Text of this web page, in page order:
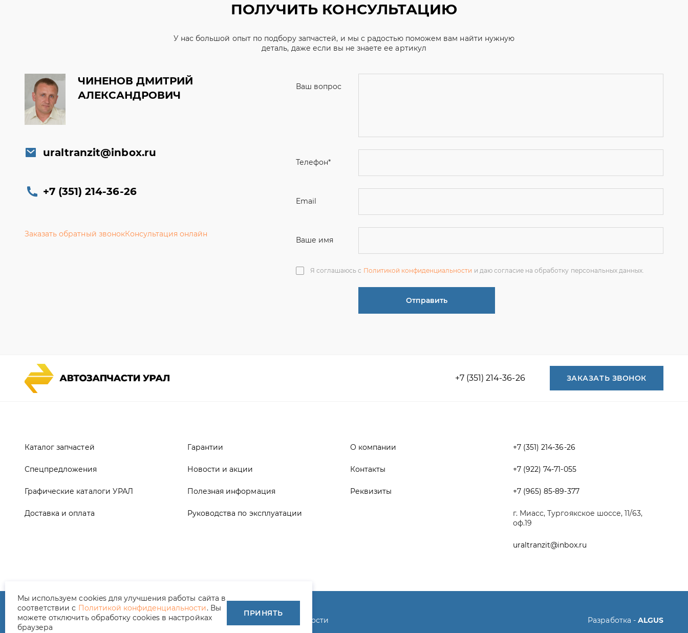
ПОЛУЧИТЬ КОНСУЛЬТАЦИЮ
У нас большой опыт по подбору запчастей, и мы с радостью поможем вам найти нужную
деталь, даже если вы не знаете ее артикул
ЧИНЕНОВ ДМИТРИЙ
АЛЕКСАНДРОВИЧ
uraltranzit@inbox.ru
+7 (351) 214-36-26
Заказать обратный звонокКонсультация онлайн
Ваш вопрос
Я соглашаюсь с
Отправить
Каталог запчастей +7 (351) 214-36-26
оф.19
uraltranzit@inbox.ru
Мы используем cookies для улучшения работы сайта в
соответствии с Политикой конфиденциальности. Вы
можете отключить обработку cookies в настройках
браузера
ПРИНЯТЬ